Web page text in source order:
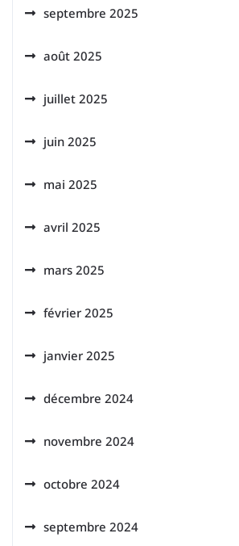
septembre 2025
août 2025
juillet 2025
juin 2025
mai 2025
avril 2025
mars 2025
février 2025
janvier 2025
décembre 2024
novembre 2024
octobre 2024
septembre 2024